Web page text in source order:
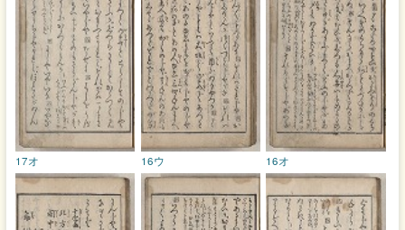
16オ
16ウ
17オ